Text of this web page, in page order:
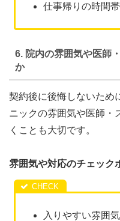
仕事帰りの時間
6. 院内の雰囲気や医師
か
契約後に後悔しないため
ニックの雰囲気や医師・
くことも大切です。
雰囲気や対応のチェック
入りやすい雰囲